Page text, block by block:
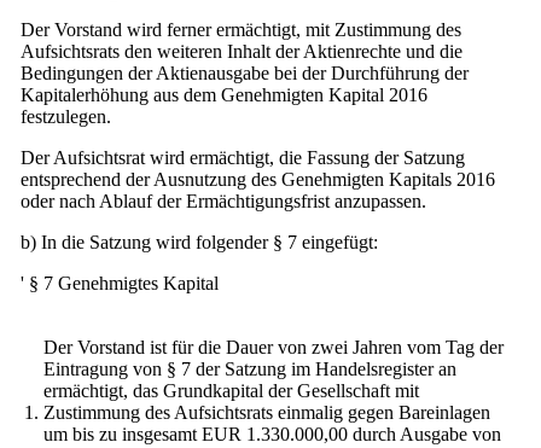
Der Vorstand wird ferner ermächtigt, mit Zustimmung des
Aufsichtsrats den weiteren Inhalt der Aktienrechte und die
Bedingungen der Aktienausgabe bei der Durchführung der
Kapitalerhöhung aus dem Genehmigten Kapital 2016
festzulegen.
Der Aufsichtsrat wird ermächtigt, die Fassung der Satzung
entsprechend der Ausnutzung des Genehmigten Kapitals 2016
oder nach Ablauf der Ermächtigungsfrist anzupassen.
b) In die Satzung wird folgender § 7 eingefügt:
' § 7 Genehmigtes Kapital
1.
Der Vorstand ist für die Dauer von zwei Jahren vom Tag der
Eintragung von § 7 der Satzung im Handelsregister an
ermächtigt, das Grundkapital der Gesellschaft mit
Zustimmung des Aufsichtsrats einmalig gegen Bareinlagen
um bis zu insgesamt EUR 1.330.000,00 durch Ausgabe von